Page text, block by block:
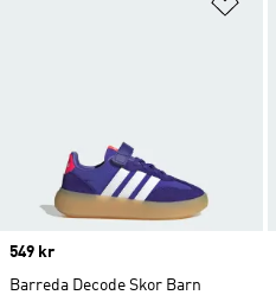
Price
549 kr
Barreda Decode Skor Barn